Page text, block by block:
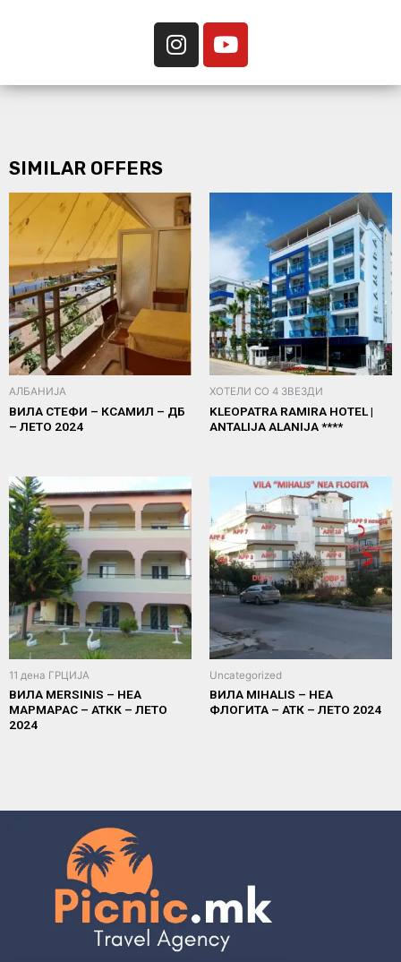
SIMILAR OFFERS
АЛБАНИЈА
ВИЛА СТЕФИ – КСАМИЛ – ДБ
– ЛЕТО 2024
ХОТЕЛИ СО 4 ЗВЕЗДИ
KLEOPATRA RAMIRA HOTEL |
ANTALIJA ALANIJA ****
11 дена ГРЦИЈА
ВИЛА MERSINIS – НЕА
МАРМАРАС – АТКК – ЛЕТО
2024
Uncategorized
ВИЛА MIHALIS – НЕА
ФЛОГИТА – АТК – ЛЕТО 2024